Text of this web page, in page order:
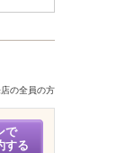
の全員の方
で
する